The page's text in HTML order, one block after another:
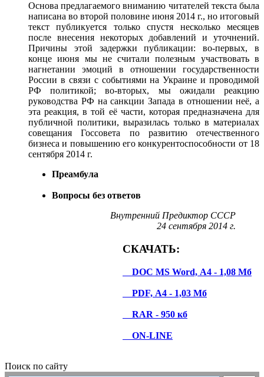
Основа предлагаемого вниманию читателей текста была
написана во второй половине июня 2014 г., но итоговый
текст публикуется только спустя несколько месяцев
после внесения некоторых добавлений и уточнений.
Причины этой задержки публикации: во-первых, в
конце июня мы не считали полезным участвовать в
нагнетании эмоций в отношении государственности
России в связи с событиями на Украине и проводимой
РФ политикой; во-вторых, мы ожидали реакцию
руководства РФ на санкции Запада в отношении неё, а
эта реакция, в той её части, которая предназначена для
публичной политики, выразилась только в материалах
совещания Госсовета по развитию отечественного
бизнеса и повышению его конкурентоспособности от 18
сентября 2014 г.
Преамбула
Вопросы без ответов
Внутренний Предиктор СССР
24 сентября 2014 г.
СКАЧАТЬ:
DOC MS Word, А4 - 1,08 Мб
PDF, А4 - 1,03 Мб
RAR - 950 кб
ON-LINE
Поиск по сайту